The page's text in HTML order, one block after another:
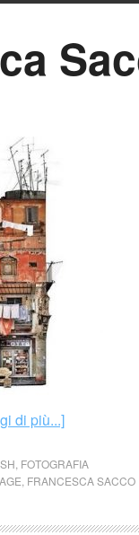
di più...]
FOTOGRAFIA
FRANCESCA SACCO